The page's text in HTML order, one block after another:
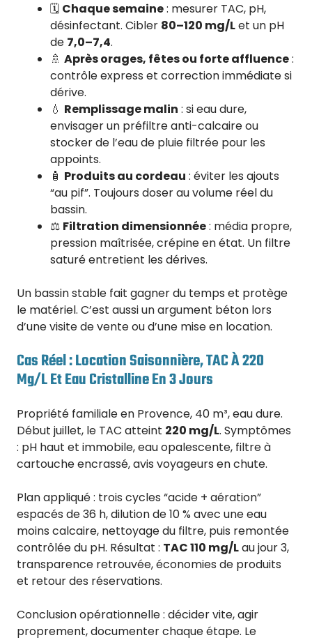
🗓️ Chaque semaine: mesurer TAC, pH,
désinfectant. Cibler 80–120 mg/Let un pH
de 7,0–7,4.
🚿 Après orages, fêtes ou forte affluence:
contrôle express et correction immédiate si
dérive.
💧 Remplissage malin : si eau dure,
envisager un préfiltre anti-calcaire ou
stocker de l’eau de pluie filtrée pour les
appoints.
🧴 Produits au cordeau : éviter les ajouts
“au pif”. Toujours doser au volume réel du
bassin.
⚖️ Filtration dimensionnée: média propre,
pression maîtrisée, crépine en état. Un filtre
saturé entretient les dérives.
Un bassin stable fait gagner du temps et protège
le matériel. C’est aussi un argument béton lors
d’une visite de vente ou d’une mise en location.
Cas Réel : Location Saisonnière, TAC À 220
Mg/L Et Eau Cristalline En 3 Jours
Propriété familiale en Provence, 40 m³, eau dure.
Début juillet, le TAC atteint 220 mg/L. Symptômes
: pH haut et immobile, eau opalescente, filtre à
cartouche encrassé, avis voyageurs en chute.
Plan appliqué : trois cycles “acide + aération”
espacés de 36 h, dilution de 10 % avec une eau
moins calcaire, nettoyage du filtre, puis remontée
contrôlée du pH. Résultat : TAC 110 mg/Lau jour 3,
transparence retrouvée, économies de produits
et retour des réservations.
Conclusion opérationnelle : décider vite, agir
proprement, documenter chaque étape. Le